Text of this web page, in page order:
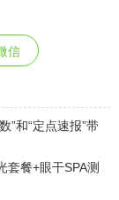
信
”和“定点速报”带
套餐+眼干SPA测